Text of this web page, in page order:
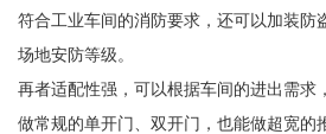
符合工业车间的消防要求，还可以加装防
场地安防等级。
再者适配性强，可以根据车间的进出需求
做常规的单开门、双开门，也能做超宽的